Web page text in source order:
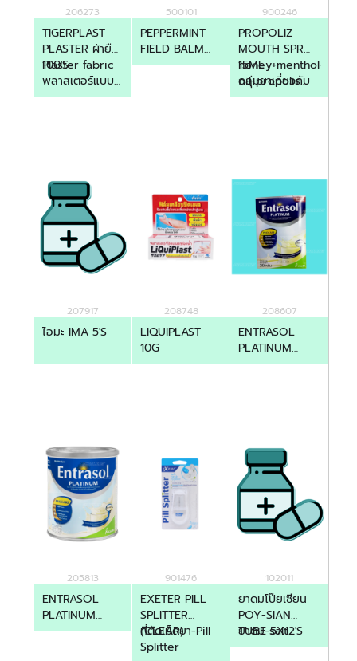
206273
TIGERPLAST
PLASTER ผ้ายืด
100'S
Plaster fabric
พลาสเตอร์แบบ
ผ้า
500101
PEPPERMINT
FIELD BALM
STICK 6GM
900246
PROPOLIZ
MOUTH SPR
15ML
กลุ่มยาเกี่ยวกับ
ช่องปากและคอ
oil+propolis
extract+spearmint
207917
ไอมะ IMA 5'S
208748
LIQUIPLAST
10G
208607
ENTRASOL
PLATINUM
VANILLA 29G
205813
ENTRASOL
PLATINUM
VANILLA 800G
901476
EXETER PILL
SPLITTER
(CLEAR)
ที่ตัดเม็ดยา-Pill
Splitter
102011
ยาดมโป๊ยเซียน
POY-SIAN
TUBE 5X12'S
ยาดม-salt